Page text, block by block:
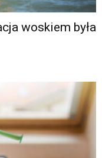
woskiem była